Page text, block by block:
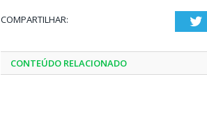
COMPARTILHAR:
CONTEÚDO RELACIONADO